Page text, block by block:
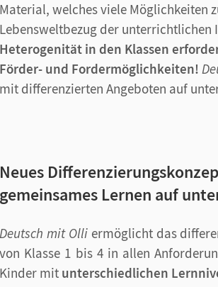
Material, welches viele Möglichkeiten
Lebensweltbezug der
Heterogenität in den Klassen
Förder- und Fordermöglichkeiten!
mit differenzierten Angeboten auf
Neues
gemeinsames Lernen auf
Deutsch mit Olli ermöglicht das
von Klasse 1 bis 4 in allen
Kinder mit unterschiedlichen